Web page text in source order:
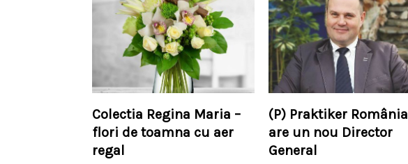
Colectia Regina Maria –
flori de toamna cu aer
regal
(P) Praktiker România
are un nou Director
General